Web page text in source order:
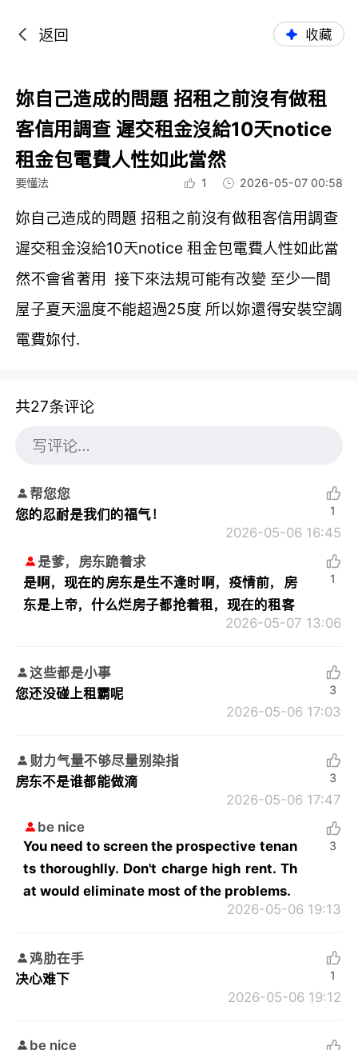
返回 收藏
妳自己造成的問題 招租之前沒有做租
客信用調查 遲交租金沒給10天notice
租金包電費人性如此當然
要懂法 1 2026-05-07 00:58
妳自己造成的問題 招租之前沒有做租客信用調查
遲交租金沒給10天notice 租金包電費人性如此當
然不會省著用 接下來法規可能有改變 至少一間
屋子夏天溫度不能超過25度 所以妳還得安裝空調
電費妳付.
共27条评论
帮您您
您的忍耐是我们的福气！
2026-05-06 16:45
1
是爹，房东跪着求
是啊，现在的房东是生不逢时啊，疫情前，房
东是上帝，什么烂房子都抢着租，现在的租客
2026-05-07 13:06
1
这些都是小事
您还没碰上租霸呢
2026-05-06 17:03
3
财力气量不够尽量别染指
房东不是谁都能做滴
2026-05-06 17:47
3
be nice
You need to screen the prospective tenan
ts thoroughlly. Don't charge high rent. Th
at would eliminate most of the problems.
2026-05-06 19:13
3
鸡肋在手
决心难下
2026-05-06 19:12
1
be nice